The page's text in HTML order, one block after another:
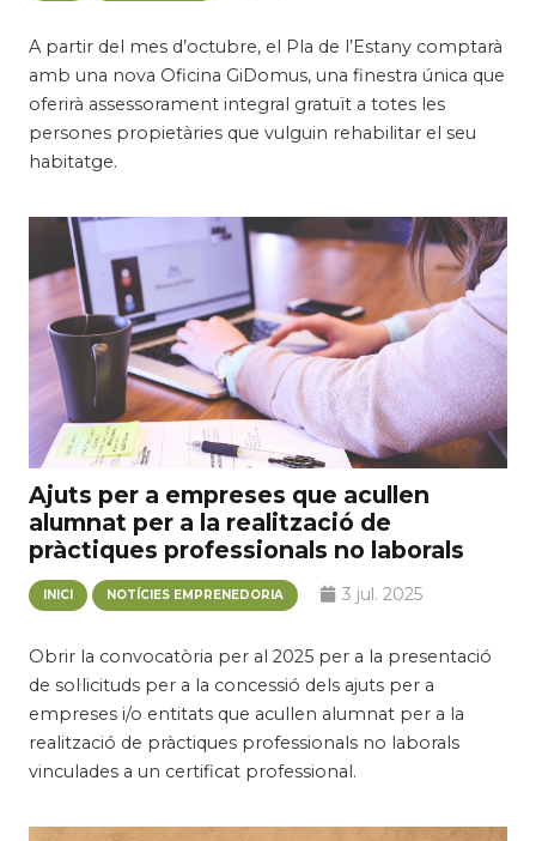
A partir del mes d’octubre, el Pla de l’Estany comptarà
amb una nova Oficina GiDomus, una finestra única que
oferirà assessorament integral gratuït a totes les
persones propietàries que vulguin rehabilitar el seu
habitatge.
Ajuts per a empreses que acullen
alumnat per a la realització de
pràctiques professionals no laborals
INICI NOTÍCIES EMPRENEDORIA 3 jul. 2025
Obrir la convocatòria per al 2025 per a la presentació
de sol·licituds per a la concessió dels ajuts per a
empreses i/o entitats que acullen alumnat per a la
realització de pràctiques professionals no laborals
vinculades a un certificat professional.